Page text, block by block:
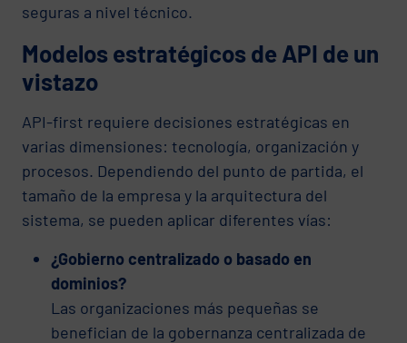
seguras a nivel técnico.
Modelos estratégicos de API de un
vistazo
API-first requiere decisiones estratégicas en
varias dimensiones: tecnología, organización y
procesos. Dependiendo del punto de partida, el
tamaño de la empresa y la arquitectura del
sistema, se pueden aplicar diferentes vías:
¿Gobierno centralizado o basado en
dominios?
Las organizaciones más pequeñas se
benefician de la gobernanza centralizada de